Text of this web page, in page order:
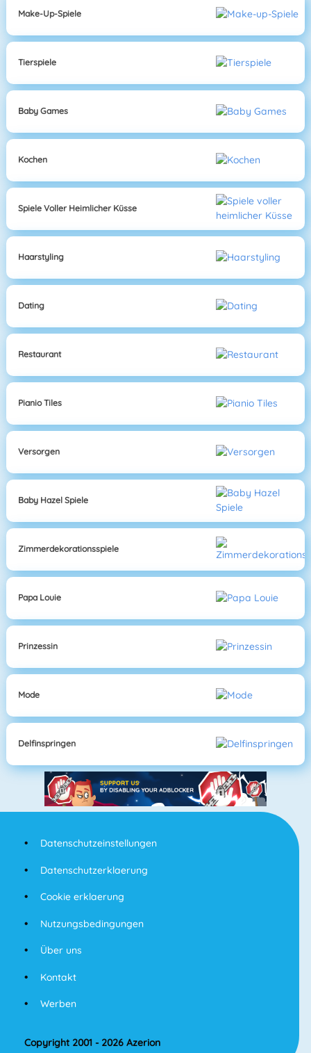
Make-Up-Spiele
Tierspiele
Baby Games
Kochen
Spiele Voller Heimlicher Küsse
Haarstyling
Dating
Restaurant
Pianio Tiles
Versorgen
Baby Hazel Spiele
Zimmerdekorationsspiele
Papa Louie
Prinzessin
Mode
Delfinspringen
Datenschutzeinstellungen
Datenschutzerklaerung
Cookie erklaerung
Nutzungsbedingungen
Über uns
Kontakt
Werben
Copyright 2001 - 2026 Azerion